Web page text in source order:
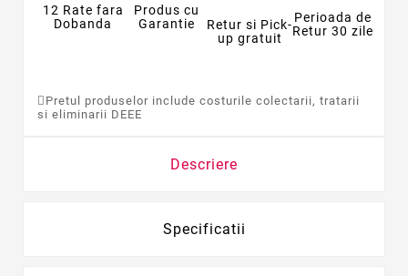
12 Rate fara
Dobanda
Produs cu
Garantie
Retur si Pick-
up gratuit
Perioada de
Retur 30 zile
Pretul produselor include costurile colectarii, tratarii
si eliminarii DEEE
Descriere
Specificatii